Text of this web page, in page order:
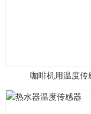
咖啡机用温度传